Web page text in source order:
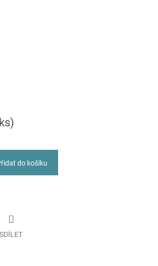
do košíku
SDÍLET